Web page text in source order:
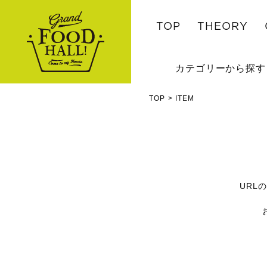
TOP THEORY
カテゴリーから探す
TOP ITEM
URL